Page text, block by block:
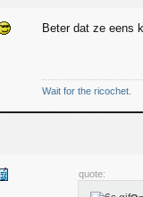
Beter dat ze eens
Wait for the ricochet.
quote: